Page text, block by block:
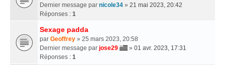
Dernier message par nicole34 » 21 mai 2023, 20:42
Réponses : 1
Sexage padda
par Geoffrey » 25 mars 2023, 20:58
Dernier message par jose29 » 01 avr. 2023, 17:31
Réponses : 1